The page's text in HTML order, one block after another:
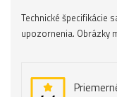
Technické špecifikácie
upozornenia. Obrázky